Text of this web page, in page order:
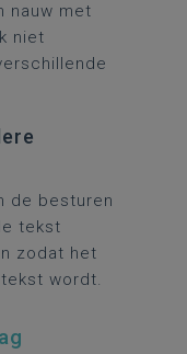
nauw met
niet
de besturen
tekst
zodat het
wordt.